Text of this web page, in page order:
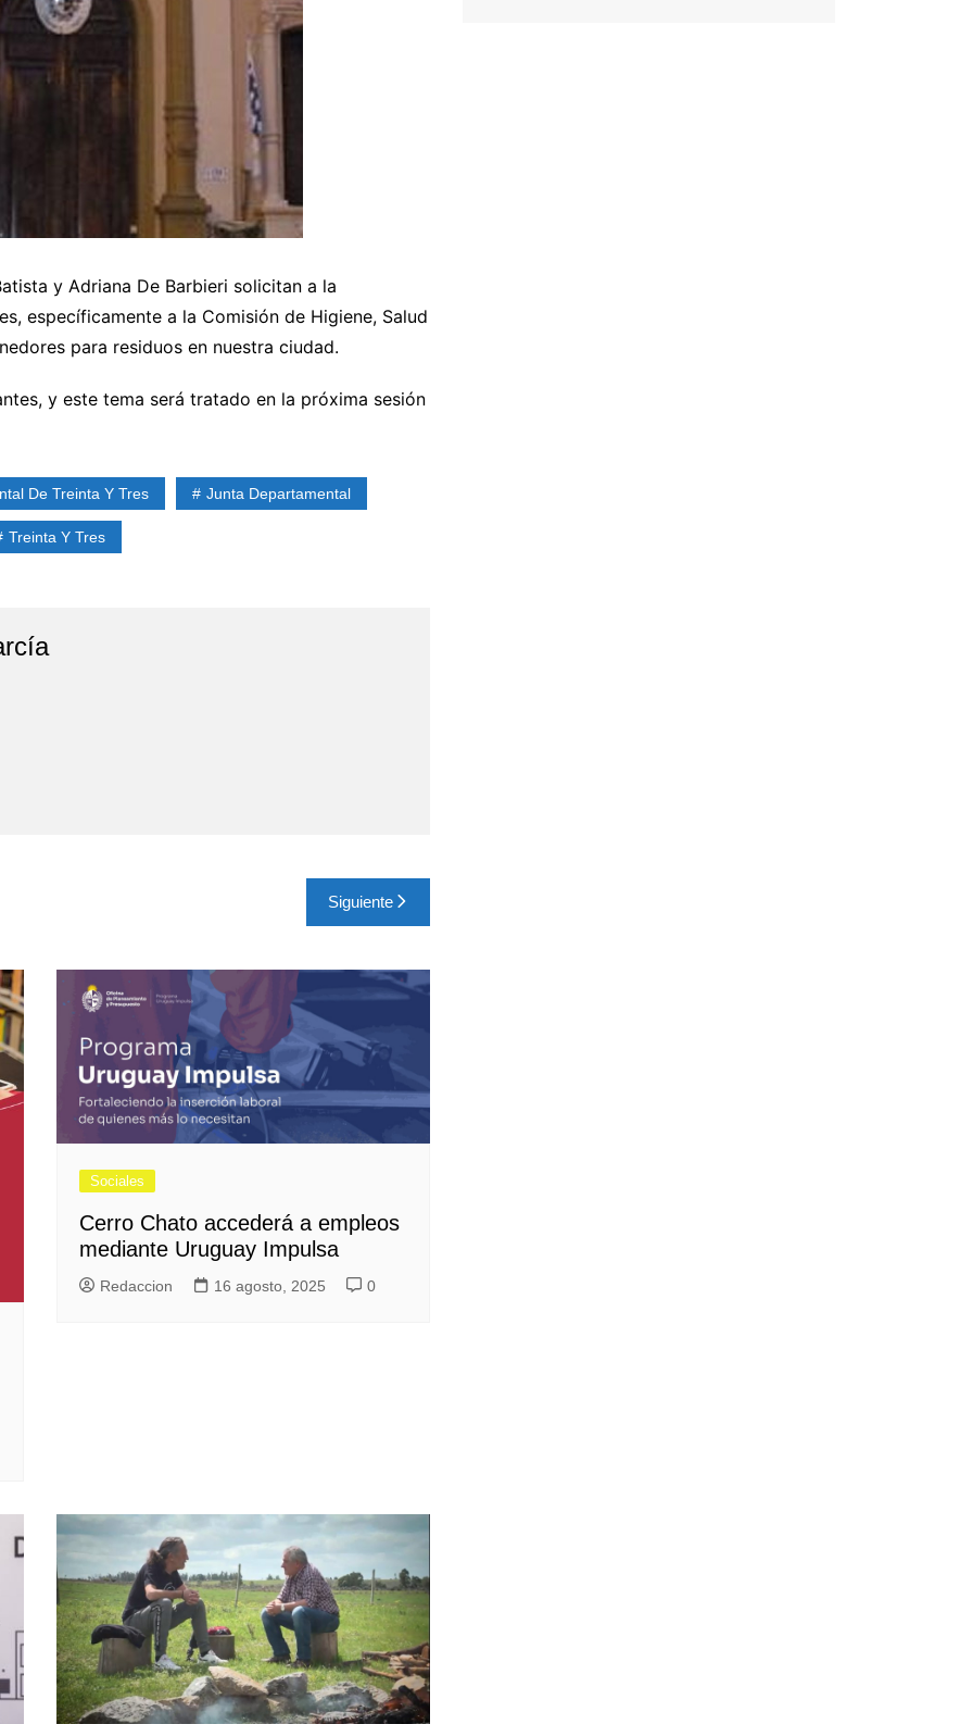
y Adriana De Barbieri solicitan a la
específicamente a la Comisión de Higiene, Salud
para residuos en nuestra ciudad.
y este tema será tratado en la próxima sesión
De Treinta Y Tres Junta Departamental
Treinta Y Tres
Siguiente
Sociales
Cerro Chato accederá a empleos
mediante Uruguay Impulsa
Redaccion 16 agosto, 2025 0